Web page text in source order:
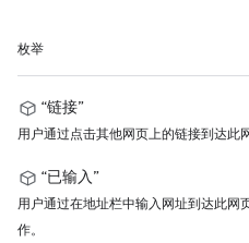
枚举
“链接”
用户通过点击其他网页上的链接到达此网
“已输入”
用户通过在地址栏中输入网址到达此网
作。